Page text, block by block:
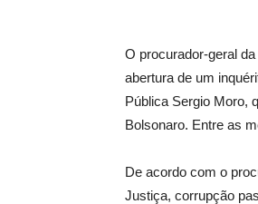
O procurador-geral
abertura de um
Pública Sergio Moro,
Bolsonaro. Entre as
De acordo com o
Justiça, corrupção